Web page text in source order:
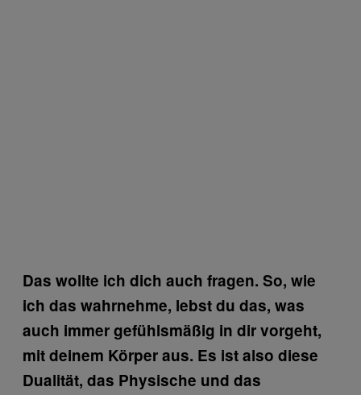
Das wollte ich dich auch fragen. So, wie
ich das wahrnehme, lebst du das, was
auch immer gefühlsmäßig in dir vorgeht,
mit deinem Körper aus. Es ist also diese
Dualität, das Physische und das